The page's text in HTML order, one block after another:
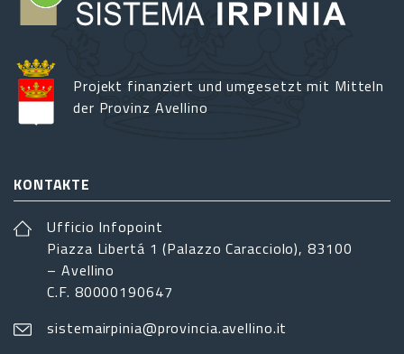
Projekt finanziert und umgesetzt mit Mitteln
der Provinz Avellino
KONTAKTE
Ufficio Infopoint
Piazza Libertá 1 (Palazzo Caracciolo), 83100
– Avellino
C.F. 80000190647
sistemairpinia@provincia.avellino.it